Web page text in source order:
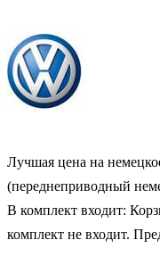
Лучшая цена на
(переднеприводный
В комплект входит:
комплект не входит.